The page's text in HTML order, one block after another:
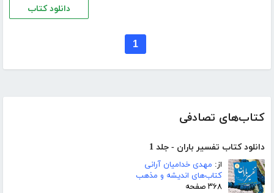
کتاب‌های تصادفی
دانلود کتاب تفسیر باران - جلد 1
از: مهدی خدامیان آرانی
کتاب‌های اندیشه و مذهب
۳۶۸ صفحه
دانلود کتاب
1